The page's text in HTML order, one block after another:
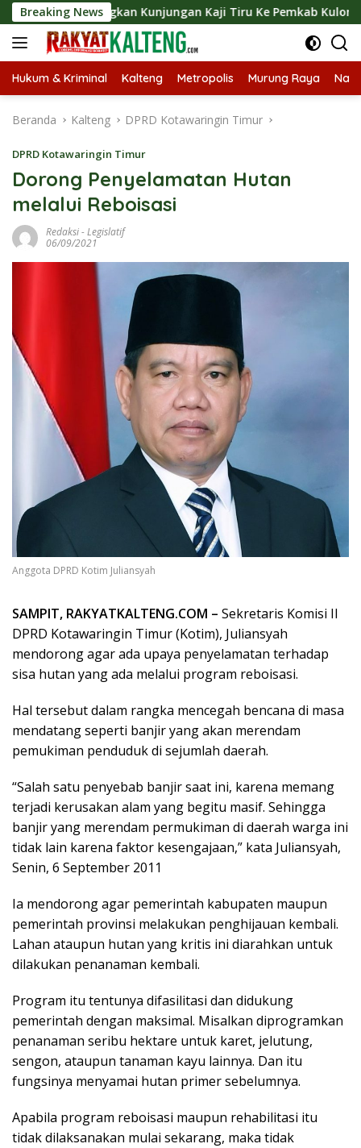
Langsung
ke
konten
Breaking News
Kunjungan Kaji Tiru Ke Pemkab Kulon Progo
Hukum & Kriminal Kalteng Metropolis Murung Raya
Beranda Kalteng DPRD Kotawaringin Timur
DPRD Kotawaringin Timur
Dorong Penyelamatan Hutan
melalui Reboisasi
Redaksi-Legislatif
06/09/2021
Anggota DPRD Kotim Juliansyah
SAMPIT, RAKYATKALTENG.COM – Sekretaris Komisi II
DPRD Kotawaringin Timur (Kotim), Juliansyah
mendorong agar ada upaya penyelamatan terhadap
sisa hutan yang ada melalui program reboisasi.
Hal tersebut dalam rangka mencegah bencana di masa
mendatang seperti banjir yang akan merendam
pemukiman penduduk di sejumlah daerah.
“Salah satu penyebab banjir saat ini, karena memang
terjadi kerusakan alam yang begitu masif. Sehingga
banjir yang merendam permukiman di daerah warga ini
tidak lain karena faktor kesengajaan,” kata Juliansyah,
Senin, 6 September 2011
Ia mendorong agar pemerintah kabupaten maupun
pemerintah provinsi melakukan penghijauan kembali.
Lahan ataupun hutan yang kritis ini diarahkan untuk
dilakukan penanaman kembali.
Program itu tentunya difasilitasi dan didukung
pemerintah dengan maksimal. Misalkan diprogramkan
penanaman seribu hektare untuk karet, jelutung,
sengon, ataupun tanaman kayu lainnya. Dan itu
fungsinya menyamai hutan primer sebelumnya.
Apabila program reboisasi maupun rehabilitasi itu
tidak dilaksanakan mulai sekarang, maka tidak